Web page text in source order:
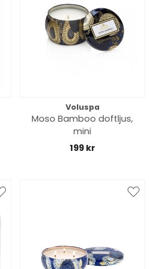
Voluspa
Moso Bamboo doftljus,
mini
199 kr